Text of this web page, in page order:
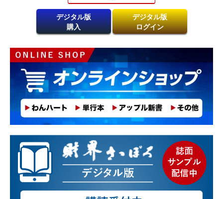
デジタル版
購入
デジタル版
ログイン